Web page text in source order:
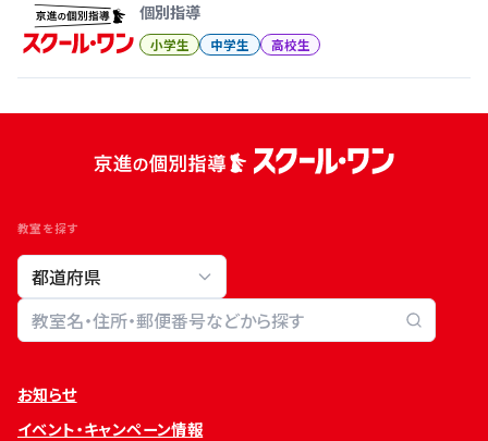
個別指導
小学生 中学生 高校生
教室を探す
教室検索
お知らせ
イベント・キャンペーン情報